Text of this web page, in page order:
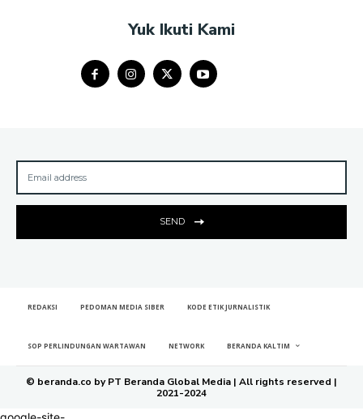
Yuk Ikuti Kami
SEND
REDAKSI PEDOMAN MEDIA SIBER KODE ETIK JURNALISTIK
SOP PERLINDUNGAN WARTAWAN NETWORK BERANDA KALTIM
© beranda.co by PT Beranda Global Media | All rights reserved |
2021-2024